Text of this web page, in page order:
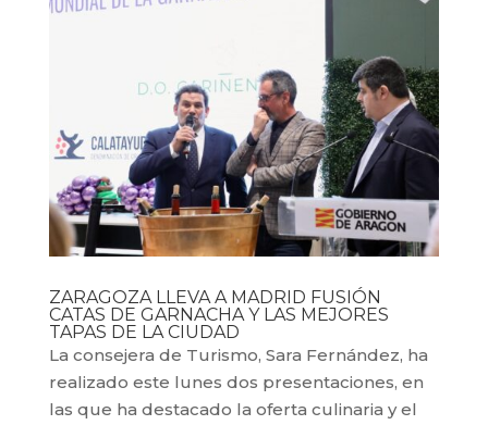
ZARAGOZA LLEVA A MADRID FUSIÓN
CATAS DE GARNACHA Y LAS MEJORES
TAPAS DE LA CIUDAD
La consejera de Turismo, Sara Fernández, ha
realizado este lunes dos presentaciones, en
las que ha destacado la oferta culinaria y el